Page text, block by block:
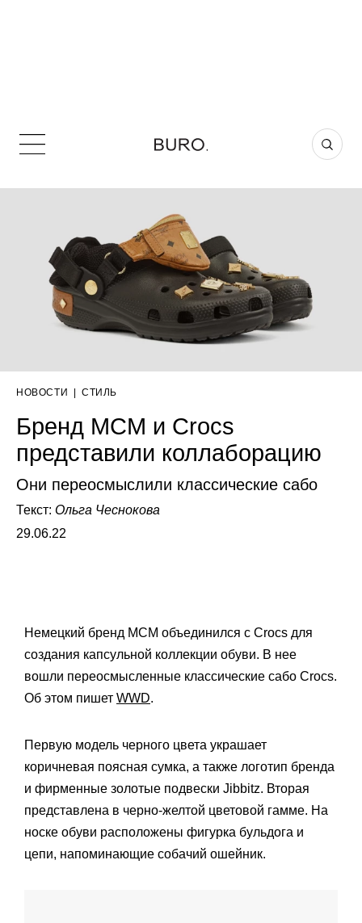
НОВОСТИ СТИЛЬ
Бренд MCM и Crocs
представили коллаборацию
Они переосмыслили классические сабо
Текст: Ольга Чеснокова
29.06.22
Немецкий бренд MCM объединился с Crocs для
создания капсульной коллекции обуви. В нее
вошли переосмысленные классические сабо Crocs.
Об этом пишет WWD.
Первую модель черного цвета украшает
коричневая поясная сумка, а также логотип бренда
и фирменные золотые подвески Jibbitz. Вторая
представлена ​​в черно-желтой цветовой гамме. На
носке обуви расположены фигурка бульдога и
цепи, напоминающие собачий ошейник.